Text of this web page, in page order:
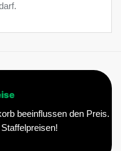
beeinflussen den Preis.